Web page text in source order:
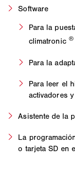
Software
Para la
climatronic ®
Para la
Para leer el
activadores
Asistente de la
La
o tarjeta SD en